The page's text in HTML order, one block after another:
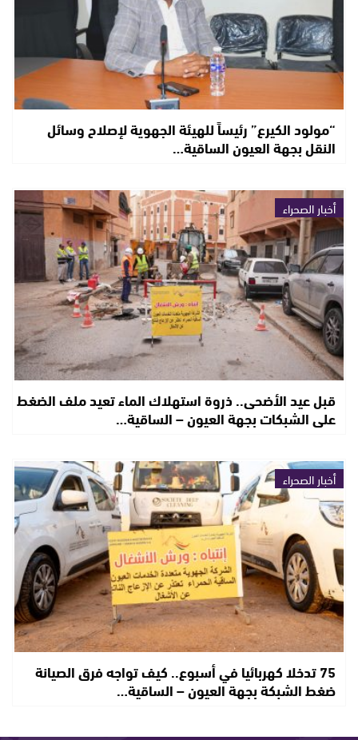
“مولود الكيرع” رئيساً للهيئة الجهوية لإصلاح وسائل
النقل بجهة العيون الساقية…
أخبار الصحراء
قبل عيد الأضحى.. ذروة استهلاك الماء تعيد ملف الضغط
على الشبكات بجهة العيون – الساقية…
أخبار الصحراء
75 تدخلا كهربائيا في أسبوع.. كيف تواجه فرق الصيانة
ضغط الشبكة بجهة العيون – الساقية…